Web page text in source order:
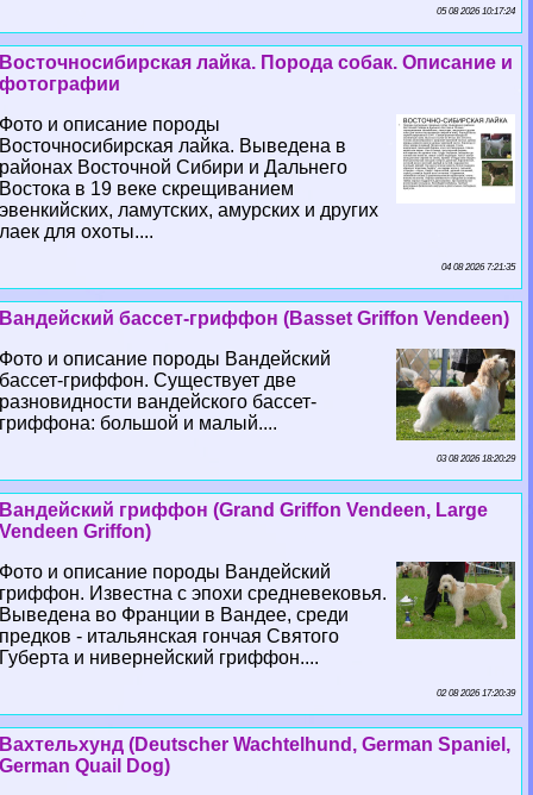
05 08 2026 10:17:24
Восточносибирская лайка. Порода собак. Описание и
фотографии
Фото и описание породы
Восточносибирская лайка. Выведена в
районах Восточной Сибири и Дальнего
Востока в 19 веке скрещиванием
эвенкийских, ламутских, амурских и других
лаек для охоты....
04 08 2026 7:21:35
Вандейский бассет-гриффон (Basset Griffon Vendeen)
Фото и описание породы Вандейский
бассет-гриффон. Существует две
разновидности вандейского бассет-
гриффона: большой и малый....
03 08 2026 18:20:29
Вандейский гриффон (Grand Griffon Vendeen, Large
Vendeen Griffon)
Фото и описание породы Вандейский
гриффон. Известна с эпохи средневековья.
Выведена во Франции в Вандее, среди
предков - итальянская гончая Святого
Губерта и нивернейский гриффон....
02 08 2026 17:20:39
Вахтельхунд (Deutscher Wachtelhund, German Spaniel,
German Quail Dog)